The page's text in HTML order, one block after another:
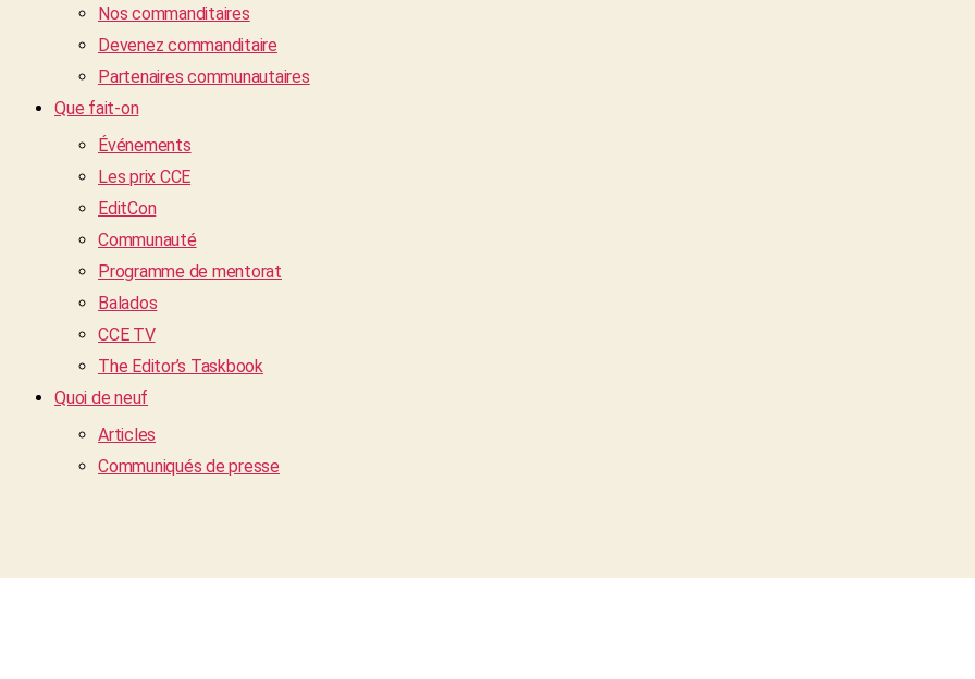
Nos commanditaires
Devenez commanditaire
Partenaires communautaires
Que fait-on
Événements
Les prix CCE
EditCon
Communauté
Programme de mentorat
Balados
CCE TV
The Editor’s Taskbook
Quoi de neuf
Articles
Communiqués de presse